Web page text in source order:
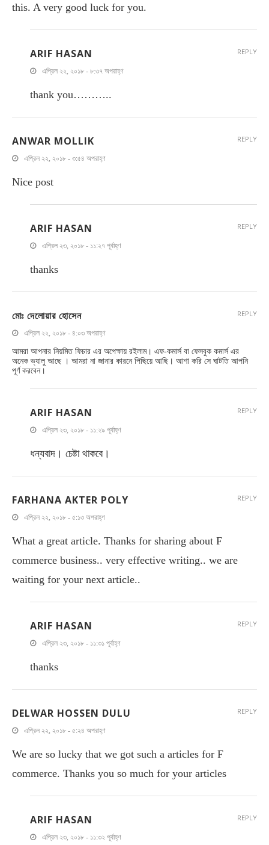
this. A very good luck for you.
ARIF HASAN
এপ্রিল ২২, ২০১৮ - ৮:৩৭ অপরাহ্ণ
thank you………..
REPLY
ANWAR MOLLIK
এপ্রিল ২২, ২০১৮ - ৩:৫৪ অপরাহ্ণ
Nice post
REPLY
ARIF HASAN
এপ্রিল ২৩, ২০১৮ - ১১:২৭ পূর্বাহ্ণ
thanks
REPLY
মোঃ দেলোয়ার হোসেন
এপ্রিল ২২, ২০১৮ - ৪:০৩ অপরাহ্ণ
আমরা আপনার নিয়মিত ফিচার এর অপেক্ষায় রইলাম। এফ-কমার্স বা ফেসবুক কমার্স এর
অনেক ভ্যালু আছে । আমরা না জানার কারনে পিছিয়ে আছি। আশা করি সে ঘাটতি আপনি
পূর্ণ করবেন।
REPLY
ARIF HASAN
এপ্রিল ২৩, ২০১৮ - ১১:২৯ পূর্বাহ্ণ
ধন্যবাদ। চেষ্টা থাকবে।
REPLY
FARHANA AKTER POLY
এপ্রিল ২২, ২০১৮ - ৫:১৩ অপরাহ্ণ
What a great article. Thanks for sharing about F
commerce business.. very effective writing.. we are
waiting for your next article..
REPLY
ARIF HASAN
এপ্রিল ২৩, ২০১৮ - ১১:৩১ পূর্বাহ্ণ
thanks
REPLY
DELWAR HOSSEN DULU
এপ্রিল ২২, ২০১৮ - ৫:২৪ অপরাহ্ণ
We are so lucky that we got such a articles for F
commerce. Thanks you so much for your articles
REPLY
ARIF HASAN
এপ্রিল ২৩, ২০১৮ - ১১:৩২ পূর্বাহ্ণ
REPLY